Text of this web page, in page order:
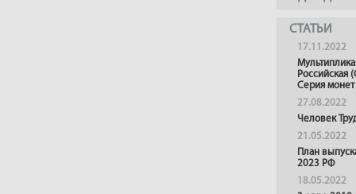
СТАТЬИ
17.11.2022
Российская
Серия монет
27.08.2022
Человек
21.05.2022
План
2023 РФ
18.05.2022